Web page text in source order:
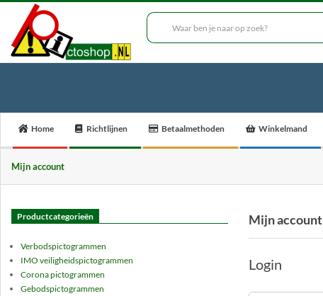
content
Navigation
Menu
Home Richtlijnen Betaalmethoden Winkelmand
Mijn account
Mijn account
Login
Productcategorieën
Verbodspictogrammen
IMO veiligheidspictogrammen
Corona pictogrammen
Gebodspictogrammen